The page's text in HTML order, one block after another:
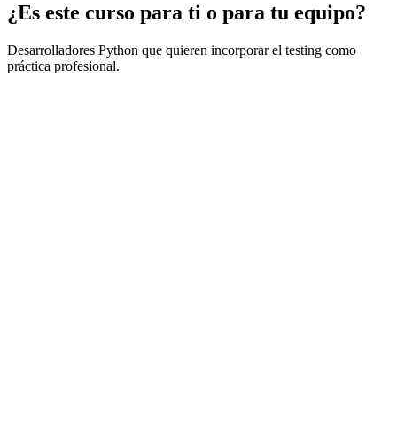
¿Es este curso para ti o para tu equipo?
Desarrolladores Python que quieren incorporar el testing como
práctica profesional.